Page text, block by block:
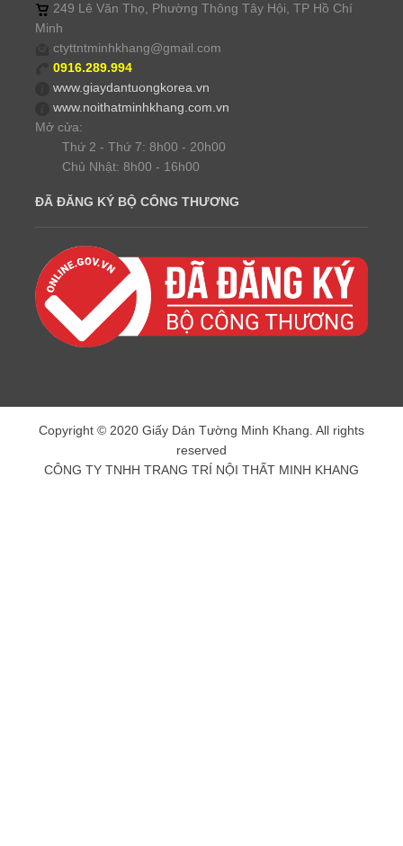
249 Lê Văn Thọ, Phường Thông Tây Hội, TP Hồ Chí
Minh
ctyttntminhkhang@gmail.com
0916.289.994
www.giaydantuongkorea.vn
www.noithatminhkhang.com.vn
Mở cửa:
Thứ 2 - Thứ 7: 8h00 - 20h00
Chủ Nhật: 8h00 - 16h00
ĐÃ ĐĂNG KÝ BỘ CÔNG THƯƠNG
Copyright © 2020 Giấy Dán Tường Minh Khang. All rights
reserved
CÔNG TY TNHH TRANG TRÍ NỘI THẤT MINH KHANG